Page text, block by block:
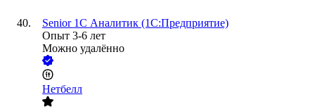
Senior 1С Аналитик (1С:Предприятие)
Опыт 3-6 лет
Можно удалённо
Нетбелл